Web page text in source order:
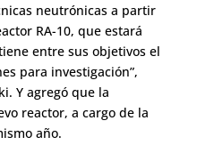
neutrónicas a partir
RA-10, que estará
entre sus objetivos el
para investigación”,
Y agregó que la
reactor, a cargo de la
año.